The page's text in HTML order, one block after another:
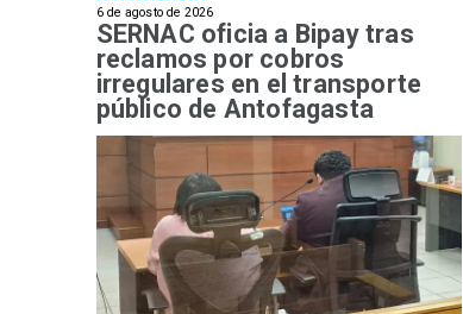
6 de agosto de 2026
SERNAC oficia a Bipay tras
reclamos por cobros
irregulares en el transporte
público de Antofagasta